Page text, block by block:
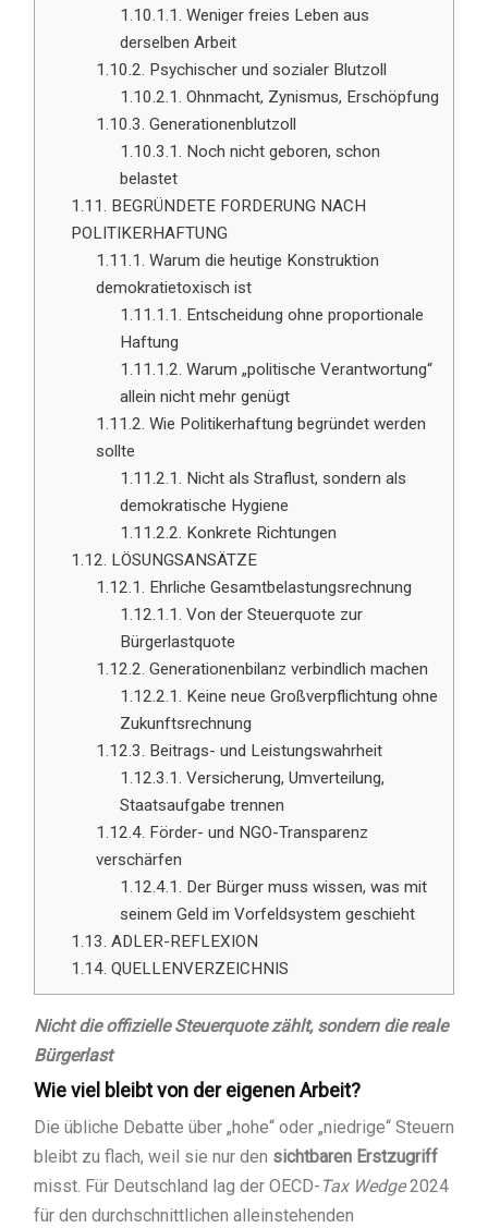
1.10.1.1. Weniger freies Leben aus
derselben Arbeit
1.10.2. Psychischer und sozialer Blutzoll
1.10.2.1. Ohnmacht, Zynismus, Erschöpfung
1.10.3. Generationenblutzoll
1.10.3.1. Noch nicht geboren, schon
belastet
1.11. BEGRÜNDETE FORDERUNG NACH
POLITIKERHAFTUNG
1.11.1. Warum die heutige Konstruktion
demokratietoxisch ist
1.11.1.1. Entscheidung ohne proportionale
Haftung
1.11.1.2. Warum „politische Verantwortung“
allein nicht mehr genügt
1.11.2. Wie Politikerhaftung begründet werden
sollte
1.11.2.1. Nicht als Straflust, sondern als
demokratische Hygiene
1.11.2.2. Konkrete Richtungen
1.12. LÖSUNGSANSÄTZE
1.12.1. Ehrliche Gesamtbelastungsrechnung
1.12.1.1. Von der Steuerquote zur
Bürgerlastquote
1.12.2. Generationenbilanz verbindlich machen
1.12.2.1. Keine neue Großverpflichtung ohne
Zukunftsrechnung
1.12.3. Beitrags- und Leistungswahrheit
1.12.3.1. Versicherung, Umverteilung,
Staatsaufgabe trennen
1.12.4. Förder- und NGO-Transparenz
verschärfen
1.12.4.1. Der Bürger muss wissen, was mit
seinem Geld im Vorfeldsystem geschieht
1.13. ADLER-REFLEXION
1.14. QUELLENVERZEICHNIS
Nicht die offizielle Steuerquote zählt, sondern die reale
Bürgerlast
Wie viel bleibt von der eigenen Arbeit?
Die übliche Debatte über „hohe“ oder „niedrige“ Steuern
bleibt zu flach, weil sie nur den sichtbaren Erstzugriff
misst. Für Deutschland lag der OECD- Tax Wedge2024
für den durchschnittlichen alleinstehenden